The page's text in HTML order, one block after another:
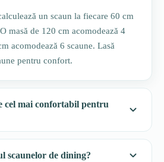
un scaun la fiecare 60 cm
masă de 120 cm acomodează 4
acomodează 6 scaune. Lasă
pentru confort.
cel mai confortabil pentru
scaunelor de dining?